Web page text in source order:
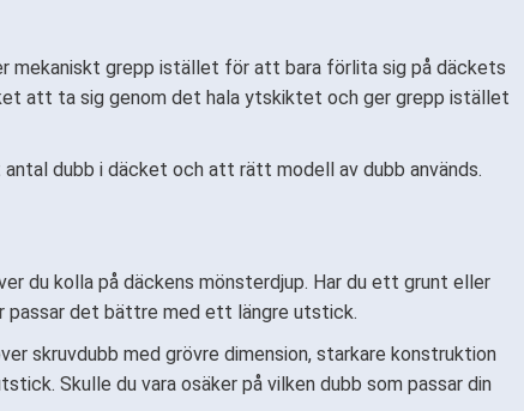
mekaniskt grepp istället för att bara förlita sig på däckets
att ta sig genom det hala ytskiktet och ger grepp istället
dubb i däcket och att rätt modell av dubb används.
du kolla på däckens mönsterdjup. Har du ett grunt eller
det bättre med ett längre utstick.
skruvdubb med grövre dimension, starkare konstruktion
Skulle du vara osäker på vilken dubb som passar din